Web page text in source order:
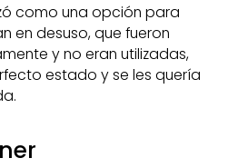
como una opción para
en desuso, que fueron
y no eran utilizadas,
estado y se les quería